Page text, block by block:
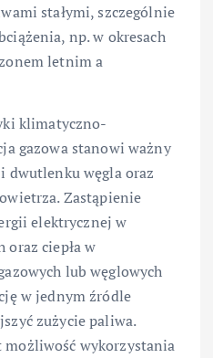
stałymi, szczególnie
np. w okresach
letnim a
klimatyczno-
gazowa stanowi ważny
dwutlenku węgla oraz
Zastąpienie
elektrycznej w
ciepła w
lub węglowych
w jednym źródle
zużycie paliwa.
wykorzystania